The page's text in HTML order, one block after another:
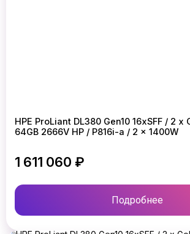
HPE ProLiant DL380 Gen10 16xSFF / 2
64GB 2666V HP / P816i-a / 2 x 1400W
1 611 060 ₽
Подробнее